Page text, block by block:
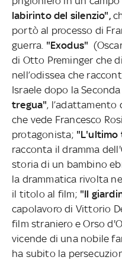
labirinto del silenzio",
portò al processo di
guerra. "Exodus"
di Otto Preminger che
nell’odissea che
Israele dopo la
tregua", l’adattamento
che vede Francesco
protagonista; "L'ultimo
racconta il dramma
storia di un bambino
la drammatica rivolta
il titolo al film; "Il
capolavoro di Vittorio
film straniero e Orso
vicende di una nobile
ha subito la